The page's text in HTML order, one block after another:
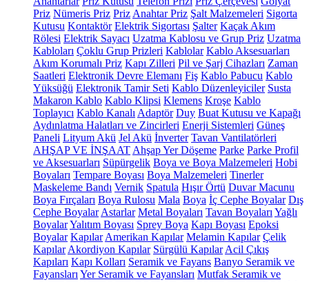
Priz Nümeris Priz Priz Anahtar Priz Şalt Malzemeleri Sigorta
Kutusu Kontaktör Elektrik Sigortası Şalter Kaçak Akım
Rölesi Elektrik Sayacı Uzatma Kablosu ve Grup Priz Uzatma
Kabloları Çoklu Grup Prizleri Kablolar Kablo Aksesuarları
Akım Korumalı Priz Kapı Zilleri Pil ve Şarj Cihazları Zaman
Saatleri Elektronik Devre Elemanı Fiş Kablo Pabucu Kablo
Yüksüğü Elektronik Tamir Seti Kablo Düzenleyiciler Susta
Makaron Kablo Kablo Klipsi Klemens Kroşe Kablo
Toplayıcı Kablo Kanalı Adaptör Duy Buat Kutusu ve Kapağı
Aydınlatma Halatları ve Zincirleri Enerji Sistemleri Güneş
Paneli Lityum Akü Jel Akü İnverter Tavan Vantilatörleri
AHŞAP VE İNŞAAT Ahşap Yer Döşeme Parke Parke Profil
ve Aksesuarları Süpürgelik Boya ve Boya Malzemeleri Hobi
Boyaları Tempare Boyası Boya Malzemeleri Tinerler
Maskeleme Bandı Vernik Spatula Hışır Örtü Duvar Macunu
Boya Fırçaları Boya Rulosu Mala Boya İç Cephe Boyalar Dış
Cephe Boyalar Astarlar Metal Boyaları Tavan Boyaları Yağlı
BoyalarYalıtım Boyası Sprey Boya Kapı Boyası Epoksi
Boyalar Kapılar Amerikan Kapılar Melamin Kapılar Çelik
Kapılar Akordiyon Kapılar Sürgülü Kapılar Acil Çıkış
Kapıları Kapı Kolları Seramik ve Fayans Banyo Seramik ve
Fayansları Yer Seramik ve Fayansları Mutfak Seramik ve